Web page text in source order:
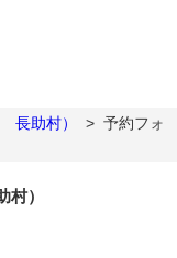
長助村） > 予約フォ
）